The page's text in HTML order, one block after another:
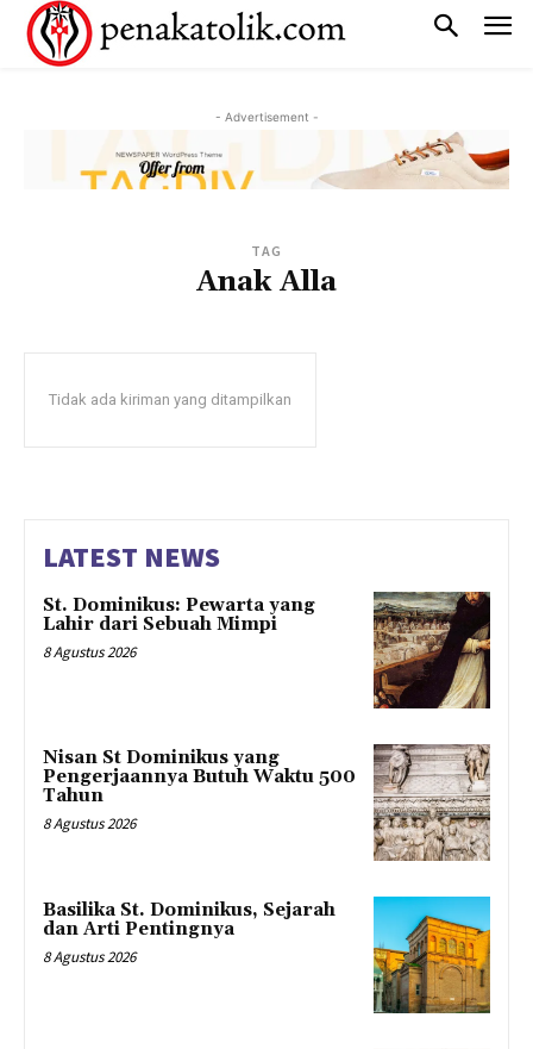
- Advertisement -
TAG
Anak Alla
Tidak ada kiriman yang ditampilkan
LATEST NEWS
St. Dominikus: Pewarta yang
Lahir dari Sebuah Mimpi
8 Agustus 2026
Nisan St Dominikus yang
Pengerjaannya Butuh Waktu 500
Tahun
8 Agustus 2026
Basilika St. Dominikus, Sejarah
dan Arti Pentingnya
8 Agustus 2026